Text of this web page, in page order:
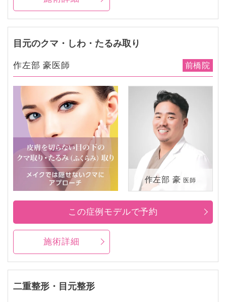
目元のクマ・しわ・たるみ取り
作左部 豪医師 前橋院
作左部 豪 医師
施術詳細
この症例モデルで予約
二重整形・目元整形